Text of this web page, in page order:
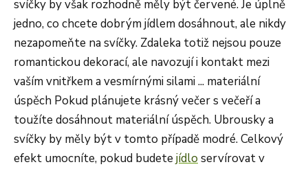
svíčky by však rozhodně měly být červené. Je úplně
jedno, co chcete dobrým jídlem dosáhnout, ale nikdy
nezapomeňte na svíčky. Zdaleka totiž nejsou pouze
romantickou dekorací, ale navozují i ​​kontakt mezi
vaším vnitřkem a vesmírnými silami ... materiální
úspěch Pokud plánujete krásný večer s večeří a
toužíte dosáhnout materiální úspěch. Ubrousky a
svíčky by měly být v tomto případě modré. Celkový
efekt umocníte, pokud budete jídlo servírovat v